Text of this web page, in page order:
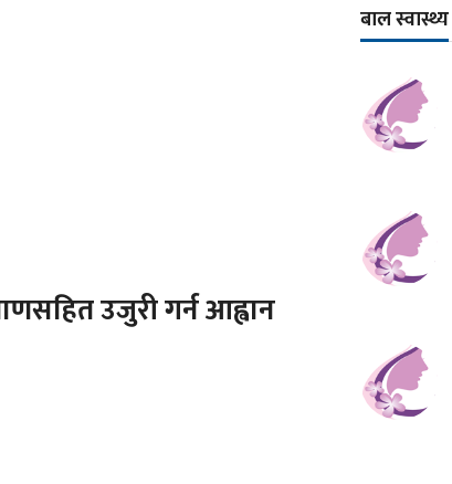
उजुरी गर्न आह्वान
बाल स्वास्थ्य